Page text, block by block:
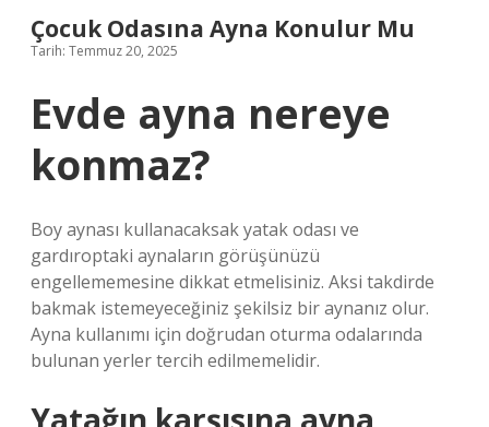
Çocuk Odasına Ayna Konulur Mu
Tarih: Temmuz 20, 2025
Evde ayna nereye
konmaz?
Boy aynası kullanacaksak yatak odası ve
gardıroptaki aynaların görüşünüzü
engellememesine dikkat etmelisiniz. Aksi takdirde
bakmak istemeyeceğiniz şekilsiz bir aynanız olur.
Ayna kullanımı için doğrudan oturma odalarında
bulunan yerler tercih edilmemelidir.